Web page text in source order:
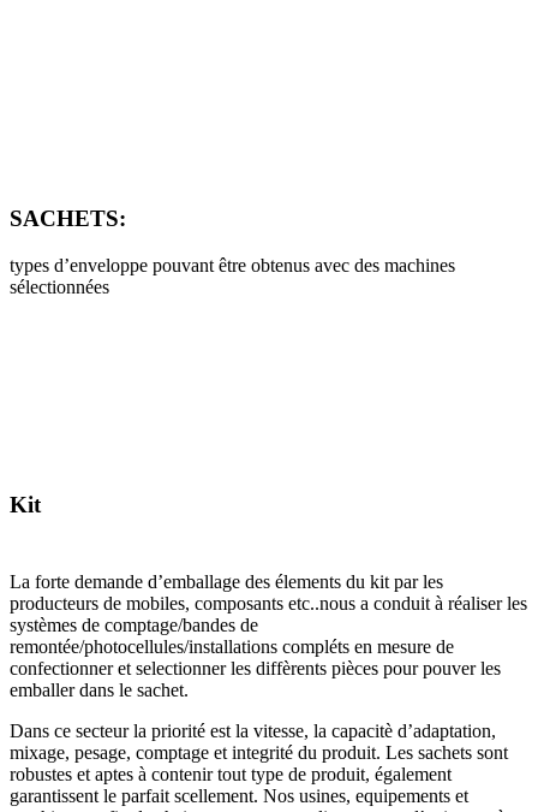
SACHETS:
types d’enveloppe pouvant être obtenus avec des machines
sélectionnées
Kit
La forte demande d’emballage des élements du kit par les
producteurs de mobiles, composants etc..nous a conduit à réaliser les
systèmes de comptage/bandes de
remontée/photocellules/installations compléts en mesure de
confectionner et selectionner les diffèrents pièces pour pouver les
emballer dans le sachet.
Dans ce secteur la priorité est la vitesse, la capacitè d’adaptation,
mixage, pesage, comptage et integrité du produit. Les sachets sont
robustes et aptes à contenir tout type de produit, également
garantissent le parfait scellement. Nos usines, equipements et